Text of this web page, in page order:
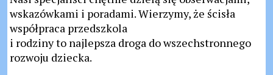
wskazówkami i poradami. Wierzymy, że ścisła
współpraca przedszkola
i rodziny to najlepsza droga do wszechstronnego
rozwoju dziecka.